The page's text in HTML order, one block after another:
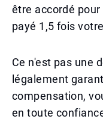
être accordé
payé 1,5 fois
Ce n'est pas une
légalement
compensation,
en toute